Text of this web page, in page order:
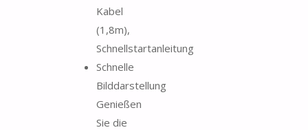
Kabel
(1,8m),
Schnellstartanleitung
Schnelle
Bilddarstellung
Genießen
Sie die